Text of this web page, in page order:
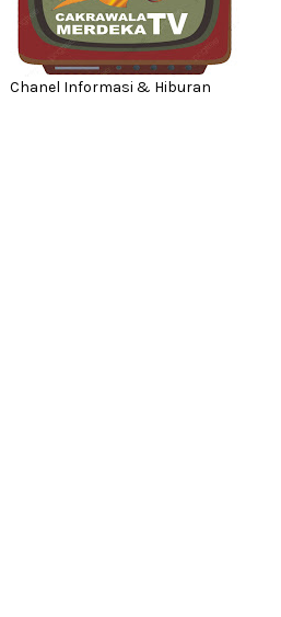
Chanel Informasi & Hiburan